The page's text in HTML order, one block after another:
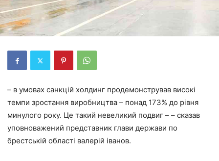
– в умовах санкцій холдинг продемонстрував високі
темпи зростання виробництва – понад 173% до рівня
минулого року. Це такий невеликий подвиг – – сказав
уповноважений представник глави держави по
брестській області валерій іванов.